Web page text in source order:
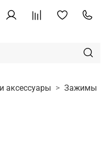
аксессуары Зажимы